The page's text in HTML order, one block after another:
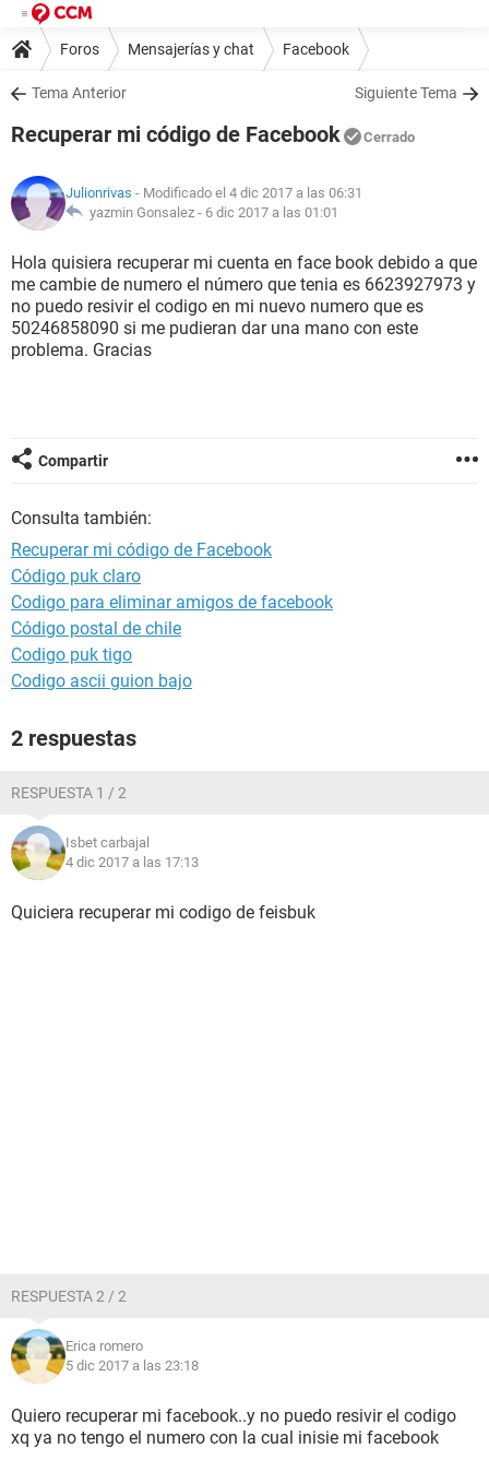
Foros Mensajerías y chat Facebook
Tema Anterior Siguiente Tema
Recuperar mi código de Facebook Cerrado
Julionrivas - Modificado el 4 dic 2017 a las 06:31
yazmin Gonsalez - 6 dic 2017 a las 01:01
Hola quisiera recuperar mi cuenta en face book debido a que
me cambie de numero el número que tenia es 6623927973 y
no puedo resivir el codigo en mi nuevo numero que es
50246858090 si me pudieran dar una mano con este
problema. Gracias
Compartir
Consulta también:
Recuperar mi código de Facebook
Código puk claro
Codigo para eliminar amigos de facebook
Código postal de chile
Codigo puk tigo
Codigo ascii guion bajo
2 respuestas
RESPUESTA 1 / 2
Isbet carbajal
4 dic 2017 a las 17:13
Quiciera recuperar mi codigo de feisbuk
RESPUESTA 2 / 2
Erica romero
5 dic 2017 a las 23:18
Quiero recuperar mi facebook..y no puedo resivir el codigo
xq ya no tengo el numero con la cual inisie mi facebook